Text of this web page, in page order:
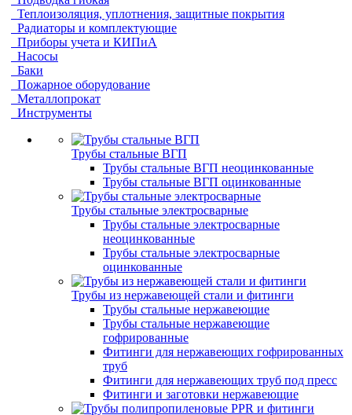
Теплоизоляция, уплотнения, защитные покрытия
Радиаторы и комплектующие
Приборы учета и КИПиА
Насосы
Баки
Пожарное оборудование
Металлопрокат
Инструменты
Трубы стальные ВГП
Трубы стальные ВГП неоцинкованные
Трубы стальные ВГП оцинкованные
Трубы стальные электросварные
Трубы стальные электросварные
неоцинкованные
Трубы стальные электросварные
оцинкованные
Трубы из нержавеющей стали и фитинги
Трубы стальные нержавеющие
Трубы стальные нержавеющие
гофрированные
Фитинги для нержавеющих гофрированных
труб
Фитинги для нержавеющих труб под пресс
Фитинги и заготовки нержавеющие